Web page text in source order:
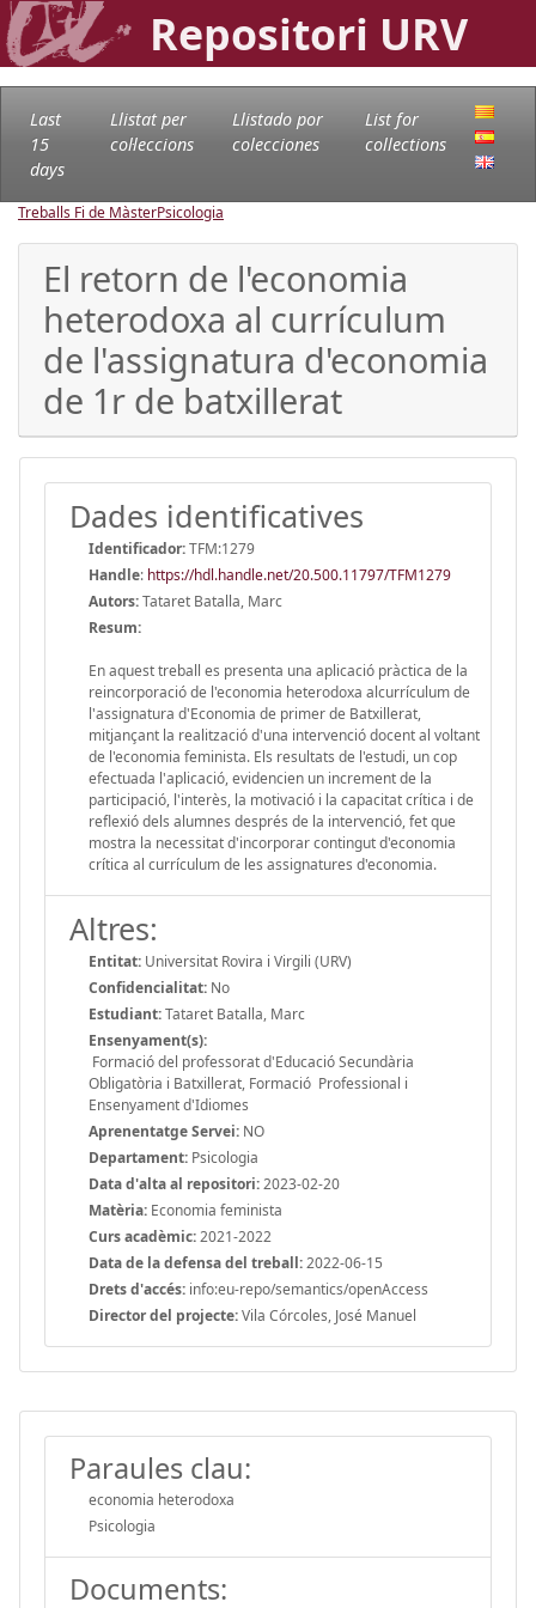
Repositori URV
Last
15
days
Llistat per
col·leccions
Llistado por
colecciones
List for
collections
Treballs Fi de MàsterPsicologia
El retorn de l'economia
heterodoxa al currículum
de l'assignatura d'economia
de 1r de batxillerat
Dades identificatives
Identificador:TFM:1279
Handle: https://hdl.handle.net/20.500.11797/TFM1279
Autors:Tataret Batalla, Marc
Resum:
En aquest treball es presenta una aplicació pràctica de la
reincorporació de l'economia heterodoxa alcurrículum de
l'assignatura d'Economia de primer de Batxillerat,
mitjançant la realització d'una intervenció docent al voltant
de l'economia feminista. Els resultats de l'estudi, un cop
efectuada l'aplicació, evidencien un increment de la
participació, l'interès, la motivació i la capacitat crítica i de
reflexió dels alumnes després de la intervenció, fet que
mostra la necessitat d'incorporar contingut d'economia
crítica al currículum de les assignatures d'economia.
Altres:
Entitat: Universitat Rovira i Virgili (URV)
Confidencialitat: No
Estudiant:Tataret Batalla, Marc
Ensenyament(s):
Formació del professorat d'Educació Secundària
Obligatòria i Batxillerat, Formació Professional i
Ensenyament d'Idiomes
Aprenentatge Servei: NO
Departament: Psicologia
Data d'alta al repositori:2023-02-20
Matèria: Economia feminista
Curs acadèmic:2021-2022
Data de la defensa del treball:2022-06-15
Drets d'accés: info:eu-repo/semantics/openAccess
Director del projecte:Vila Córcoles, José Manuel
Paraules clau:
economia heterodoxa
Psicologia
Documents: